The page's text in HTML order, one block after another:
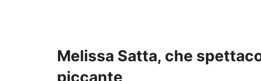
Melissa Satta, che
piccante